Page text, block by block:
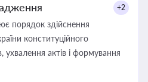
+2
порядок здійснення
конституційного
актів і формування